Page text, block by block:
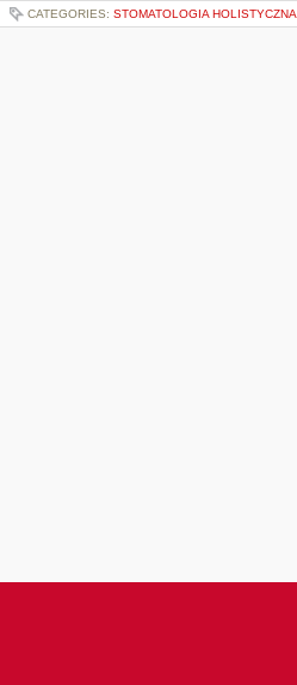
CATEGORIES: STOMATOLOGIA HOLISTYCZNA